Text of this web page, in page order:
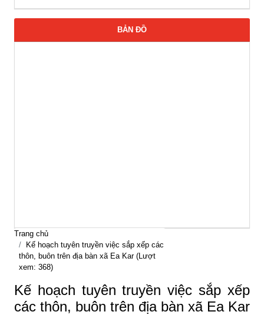
BẢN ĐỒ
Trang chủ
Kế hoạch tuyên truyền việc sắp xếp các
thôn, buôn trên địa bàn xã Ea Kar (Lượt
xem: 368)
Kế hoạch tuyên truyền việc sắp xếp
các thôn, buôn trên địa bàn xã Ea Kar